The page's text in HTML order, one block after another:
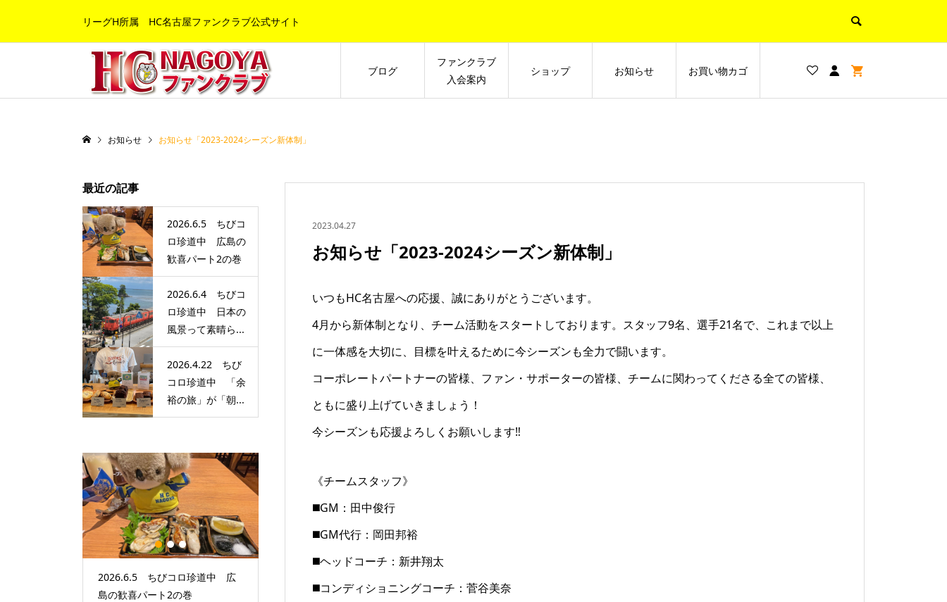
リーグH所属 HC名古屋ファンクラブ公式サイト
ブログ
ファンクラブ
入会案内
ショップ お知らせ お買い物カゴ
お知らせ お知らせ「2023-2024シーズン新体制」
2023.04.27
お知らせ「2023-2024シーズン新体制」
いつもHC名古屋への応援、誠にありがとうございます。
4月から新体制となり、チーム活動をスタートしております。スタッフ9名、選手21名で、これまで以上
に一体感を大切に、目標を叶えるために今シーズンも全力で闘います。
コーポレートパートナーの皆様、ファン・サポーターの皆様、チームに関わってくださる全ての皆様、
ともに盛り上げていきましょう！
今シーズンも応援よろしくお願いします‼️
《チームスタッフ》
◼️GM：田中俊行
◼️GM代行：岡田邦裕
◼️ヘッドコーチ：新井翔太
◼️コンディショニングコーチ：菅谷美奈
最近の記事
2026.6.5 ちびコ
ロ珍道中 広島の
歓喜パート2の巻
2026.6.4 ちびコ
ロ珍道中 日本の
風景って素晴ら...
2026.4.22 ちび
コロ珍道中 「余
裕の旅」が「朝...
2026.6.5 ちびコロ珍道中 広
島の歓喜パート2の巻
本の風景って素晴らしいなの巻
「余裕の旅」が「朝からドキド
1 2 3